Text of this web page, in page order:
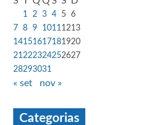
1 2 3 4 5 6
7 8 9 1011 1213
14151617181920
21 222324252627
28293031
« set nov »
Categorias